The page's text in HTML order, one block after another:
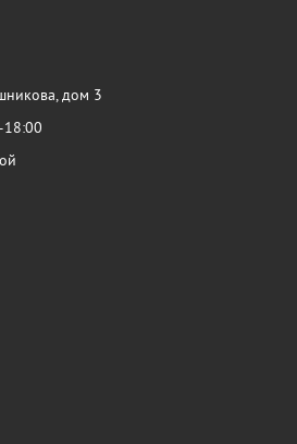
дом 3